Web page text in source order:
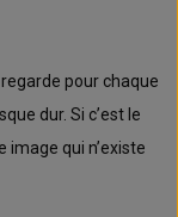
pour chaque
dur. Si c’est le
image qui n’existe